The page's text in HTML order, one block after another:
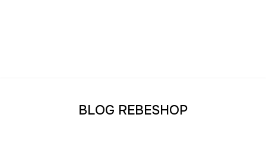
BLOG REBESHOP